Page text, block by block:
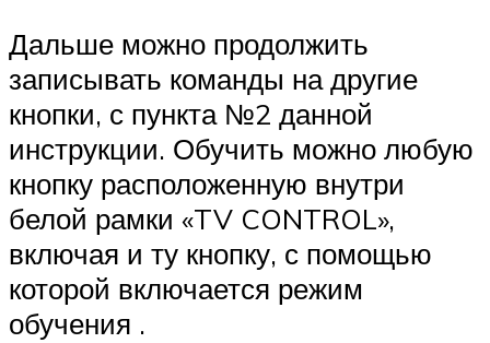
Дальше можно продолжить
записывать команды на другие
кнопки, с пункта №2 данной
инструкции. Обучить можно любую
кнопку расположенную внутри
белой рамки «TV CONTROL»,
включая и ту кнопку, с помощью
которой включается режим
обучения .